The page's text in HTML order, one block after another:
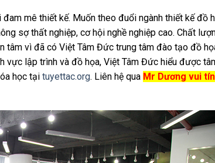
đam mê thiết kế. Muốn theo đuổi ngành thiết kế đồ
sợ thất nghiệp, cơ hội nghề nghiệp cao. Chất
tâm vì đã có Việt Tâm Đức trung tâm đào tạo đồ
vực lập trình và đồ họa, Việt Tâm Đức hiểu được
học tại tuyettac.org. Liên hệ qua Mr Dương vui